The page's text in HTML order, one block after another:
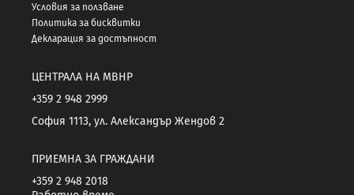
Условия за ползване
Политика за бисквитки
Декларация за достъпност
ЦЕНТРАЛА НА МВНР
+359 2 948 2999
София 1113, ул. Александър Жендов 2
ПРИЕМНА ЗА ГРАЖДАНИ
+359 2 948 2018